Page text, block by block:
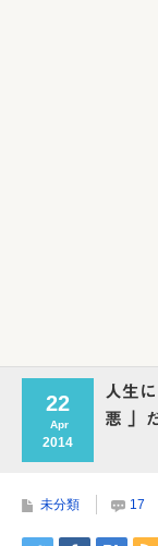
22
Apr
2014
人生
悪 」
未分類 17